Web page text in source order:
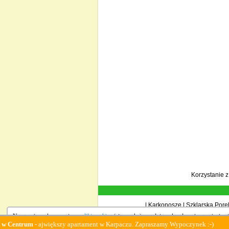
Korzystanie
|Karkonosze|Szklarska
Na stronie wykorzystujemypliki cookies(ciasteczka), zgodnie z aktualnymi
- ajwiększy apartament w Karpaczu. Zapraszamy Wypoczynek :-) Family